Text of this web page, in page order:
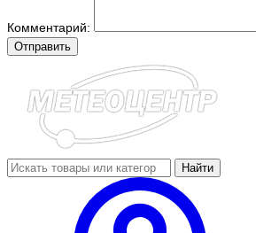
Комментарий:
Отправить
Найти